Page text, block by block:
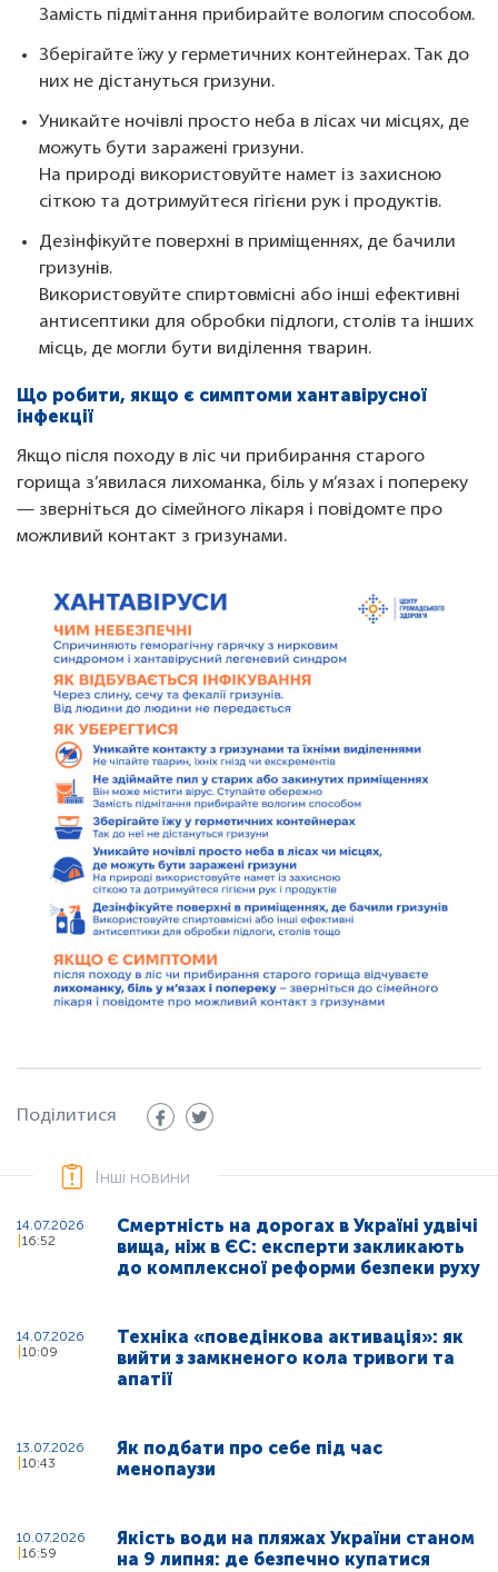
Замість підмітання прибирайте вологим способом.
Зберігайте їжу у герметичних контейнерах. Так до
них не дістануться гризуни.
Уникайте ночівлі просто неба в лісах чи місцях, де
можуть бути заражені гризуни.
На природі використовуйте намет із захисною
сіткою та дотримуйтеся гігієни рук і продуктів.
Дезінфікуйте поверхні в приміщеннях, де бачили
гризунів.
Використовуйте спиртовмісні або інші ефективні
антисептики для обробки підлоги, столів та інших
місць, де могли бути виділення тварин.
Що робити, якщо є симптоми хантавірусної
інфекції
Якщо після походу в ліс чи прибирання старого
горища з’явилася лихоманка, біль у м’язах і попереку
— зверніться до сімейного лікаря і повідомте про
можливий контакт з гризунами.
Поділитися
Інші новини
14.07.2026
16:52
Смертність на дорогах в Україні удвічі
вища, ніж в ЄС: експерти закликають
до комплексної реформи безпеки руху
14.07.2026
10:09
Техніка «поведінкова активація»: як
вийти з замкненого кола тривоги та
апатії
13.07.2026
10:43
Як подбати про себе під час
менопаузи
10.07.2026
16:59
Якість води на пляжах України станом
на 9 липня: де безпечно купатися